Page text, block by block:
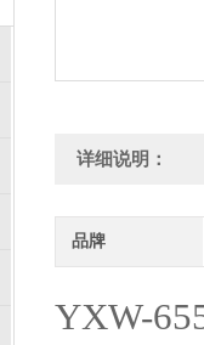
详细说明：
品牌
YXW-